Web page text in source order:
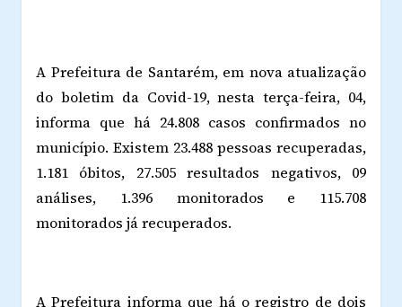
A Prefeitura de Santarém, em nova atualização
do boletim da Covid-19, nesta terça-feira, 04,
informa que há 24.808 casos confirmados no
município. Existem 23.488 pessoas recuperadas,
1.181 óbitos, 27.505 resultados negativos, 09
análises, 1.396 monitorados e 115.708
monitorados já recuperados.
A Prefeitura informa que há o registro de dois